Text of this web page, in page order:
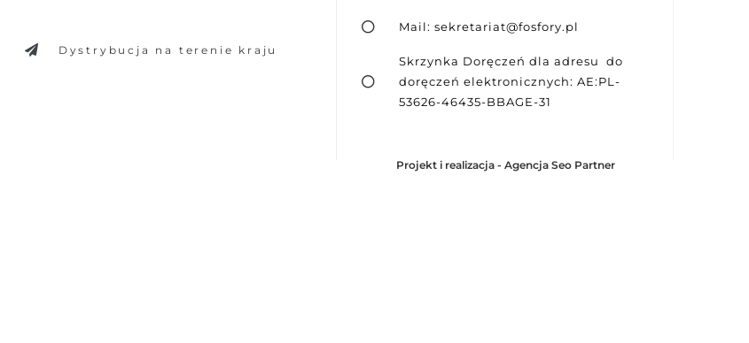
Dystrybucja na terenie kraju
Mail: sekretariat@fosfory.pl
Skrzynka Doręczeń dla adresu do
doręczeń elektronicznych: AE:PL-
53626-46435-BBAGE-31
Projekt i realizacja - Agencja Seo Partner